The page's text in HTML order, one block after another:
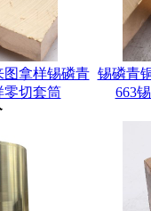
拿样锡磷青
零切套筒
锡磷青
663